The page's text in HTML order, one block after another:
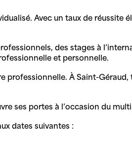
Avec un taux de réussite
des stages à
et personnelle.
professionnelle. À Saint-
ses portes à l’occasion du
dates suivantes :